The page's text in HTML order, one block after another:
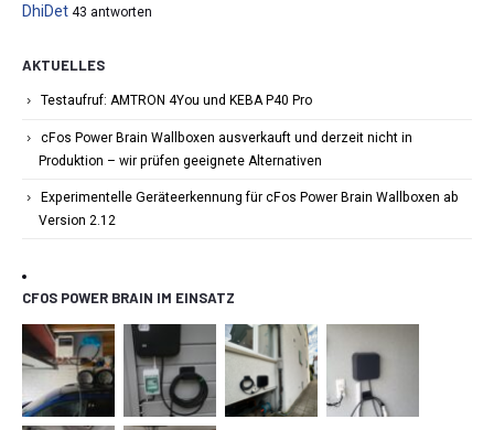
DhiDet 43 antworten
AKTUELLES
Testaufruf: AMTRON 4You und KEBA P40 Pro
cFos Power Brain Wallboxen ausverkauft und derzeit nicht in
Produktion – wir prüfen geeignete Alternativen
Experimentelle Geräteerkennung für cFos Power Brain Wallboxen ab
Version 2.12
CFOS POWER BRAIN IM EINSATZ